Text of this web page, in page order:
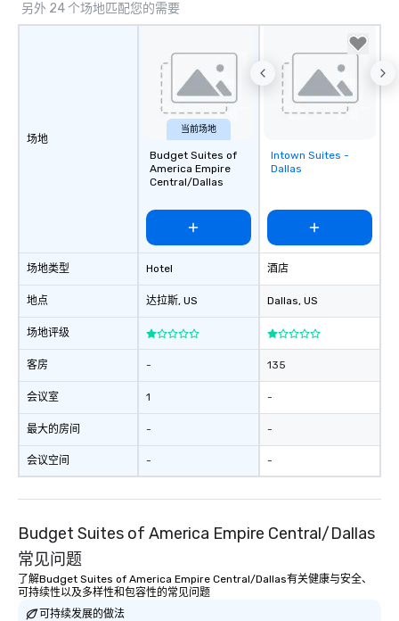
另外 24 个场地匹配您的需要
场地
场地类型
地点
场地评级
客房
会议室
最大的房间
会议空间
当前场地
Budget Suites of
America Empire
Central/Dallas
Hotel
达拉斯, US
-
1
-
-
Removed from
favorites
Intown Suites -
Dallas
酒店
Dallas, US
135
-
-
-
Budget Suites of America Empire Central/Dallas
常见问题
了解Budget Suites of America Empire Central/Dallas有关健康与安全、
可持续性以及多样性和包容性的常见问题
可持续发展的做法